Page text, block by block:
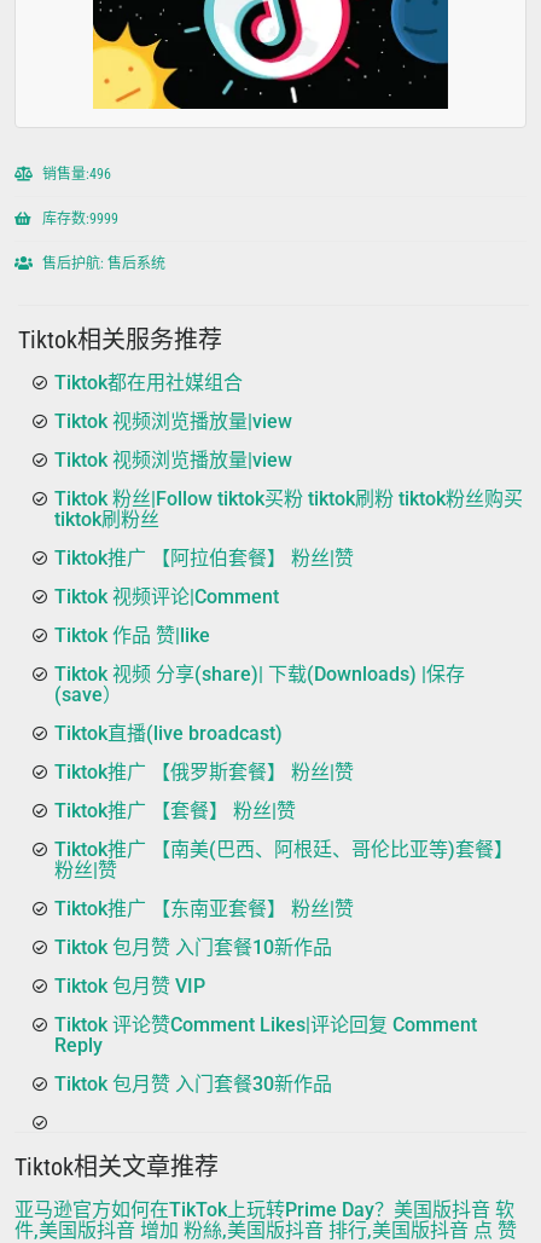
销售量:496
库存数:9999
售后护航: 售后系统
Tiktok相关服务推荐
Tiktok都在用社媒组合
Tiktok 视频浏览播放量|view
Tiktok 视频浏览播放量|view
Tiktok 粉丝|Follow tiktok买粉 tiktok刷粉 tiktok粉丝购买
tiktok刷粉丝
Tiktok推广 【阿拉伯套餐】 粉丝|赞
Tiktok 视频评论|Comment
Tiktok 作品 赞|like
Tiktok 视频 分享(share)| 下载(Downloads) |保存
(save）
Tiktok直播(live broadcast)
Tiktok推广 【俄罗斯套餐】 粉丝|赞
Tiktok推广 【套餐】 粉丝|赞
Tiktok推广 【南美(巴西、阿根廷、哥伦比亚等)套餐】
粉丝|赞
Tiktok推广 【东南亚套餐】 粉丝|赞
Tiktok 包月赞 入门套餐10新作品
Tiktok 包月赞 VIP
Tiktok 评论赞Comment Likes|评论回复 Comment
Reply
Tiktok 包月赞 入门套餐30新作品
Tiktok相关文章推荐
亚马逊官方如何在TikTok上玩转Prime Day？美国版抖音 软
件,美国版抖音 增加 粉絲,美国版抖音 排行,美国版抖音 点 赞